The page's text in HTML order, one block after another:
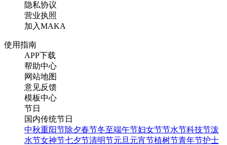
隐私协议
营业执照
加入MAKA
使用指南
APP下载
帮助中心
网站地图
意见反馈
模板中心
节日
国内传统节日
中秋重阳节除夕春节冬至端午节妇女节节水节科技节泼
水节女神节七夕节清明节元旦 元宵节植树节青年节护士